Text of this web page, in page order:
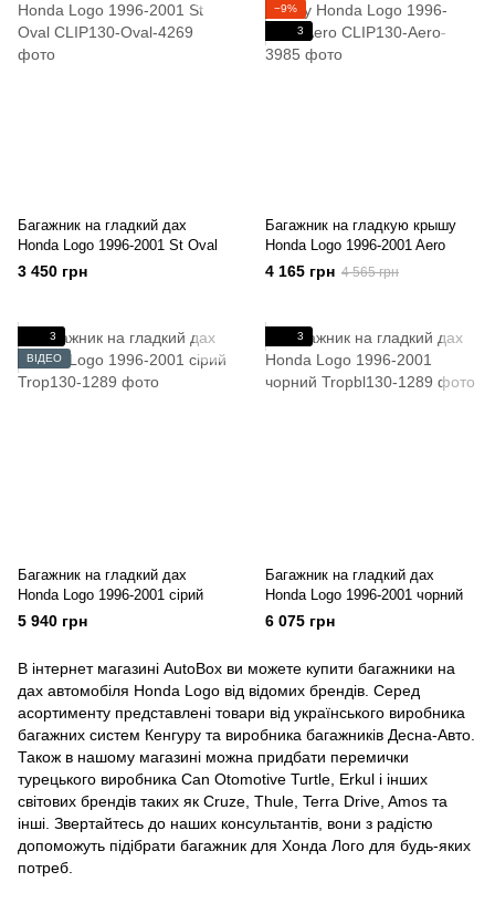
Багажник на гладкий дах
Honda Logo 1996-2001 St Oval
3 450 грн
−9%
3
Багажник на гладкую крышу
Honda Logo 1996-2001 Aero
4 165 грн 4 565 грн
3
ВІДЕО
Багажник на гладкий дах
Honda Logo 1996-2001 сірий
5 940 грн
3
Багажник на гладкий дах
Honda Logo 1996-2001 чорний
6 075 грн
В інтернет магазині AutoBox ви можете купити багажники на
дах автомобіля Honda Logo від відомих брендів. Серед
асортименту представлені товари від українського виробника
багажних систем Кенгуру та виробника багажників Десна-Авто.
Також в нашому магазині можна придбати перемички
турецького виробника Can Otomotive Turtle, Erkul і інших
світових брендів таких як Cruze, Thule, Terra Drive, Amos та
інші. Звертайтесь до наших консультантів, вони з радістю
допоможуть підібрати багажник для Хонда Лого для будь-яких
потреб.